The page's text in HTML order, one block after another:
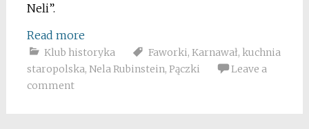
Neli”.
Read more
Klub historyka Faworki, Karnawał, kuchnia
staropolska, Nela Rubinstein, Pączki
Leave a
comment